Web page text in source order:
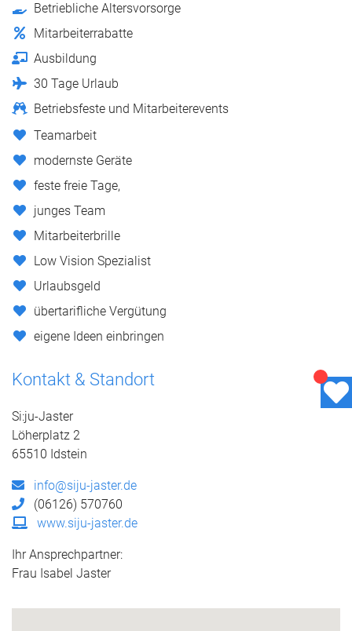
Betriebliche Altersvorsorge
Mitarbeiterrabatte
Ausbildung
30 Tage Urlaub
Betriebsfeste und Mitarbeiterevents
Teamarbeit
modernste Geräte
feste freie Tage,
junges Team
Mitarbeiterbrille
Low Vision Spezialist
Urlaubsgeld
übertarifliche Vergütung
eigene Ideen einbringen
Kontakt & Standort
Si:ju-Jaster
Löherplatz 2
65510 Idstein
info@siju-jaster.de
(06126) 570760
www.siju-jaster.de
Ihr Ansprechpartner:
Frau Isabel Jaster